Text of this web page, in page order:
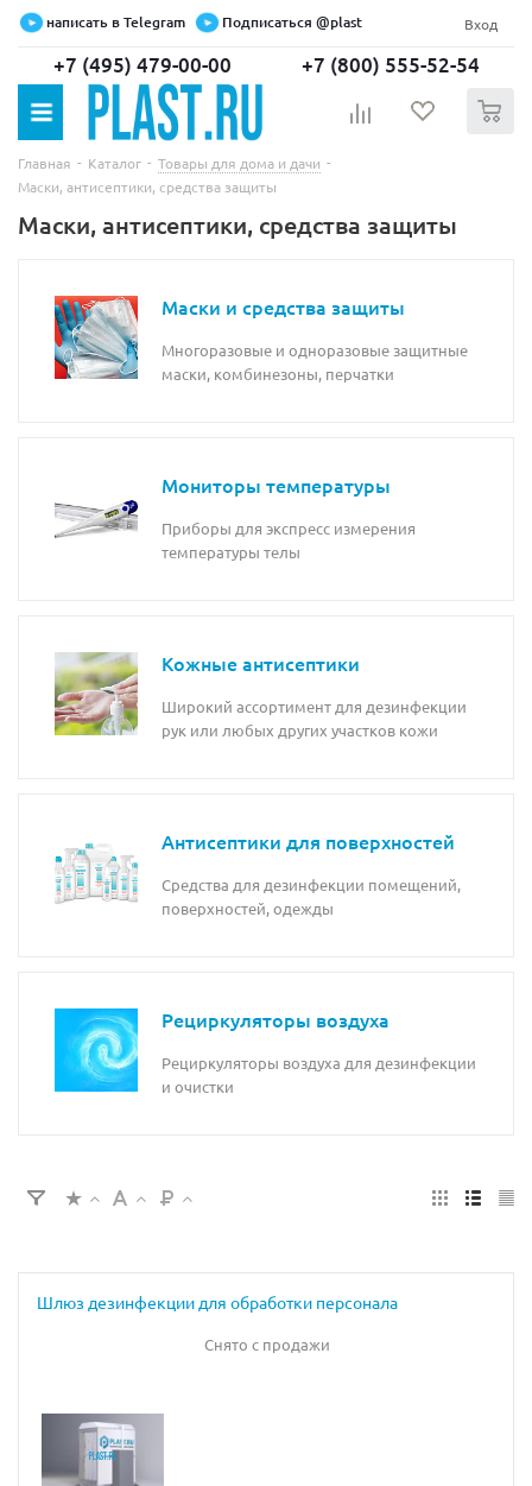
написать в Telegram Подписаться @plast Вход
+7 (495) 479-00-00 +7 (800) 555-52-54
Главная - Каталог - Товары для дома и дачи -
Маски, антисептики, средства защиты
Маски, антисептики, средства защиты
Маски и средства защиты
Многоразовые и одноразовые защитные
маски, комбинезоны, перчатки
Мониторы температуры
Приборы для экспресс измерения
температуры телы
Кожные антисептики
Широкий ассортимент для дезинфекции
рук или любых других участков кожи
Антисептики для поверхностей
Средства для дезинфекции помещений,
поверхностей, одежды
Рециркуляторы воздуха
Рециркуляторы воздуха для дезинфекции
и очистки
Шлюз дезинфекции для обработки персонала
Снято с продажи